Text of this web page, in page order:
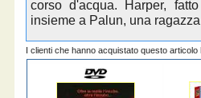
corso d'acqua. Harper,
insieme a Palun, una
I clienti che hanno acquistato questo